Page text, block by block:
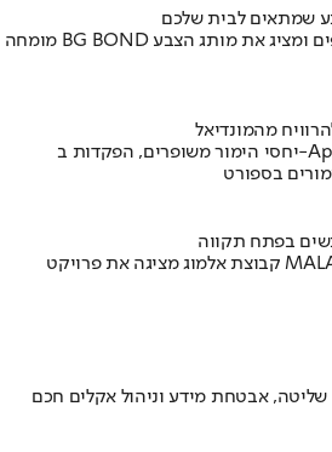
שמתאים לבית שלכם
מהמונדיאל
בספורט
בפתח תקווה
קבוצת אלמוג מציגה את פרויקט MALA: מגדלי הפרימיום האחרונים
אבטחת מידע וניהול אקלים חכם